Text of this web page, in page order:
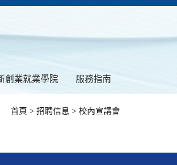
創業就業學院 服務指南
首頁 > 招聘信息 > 校內宣講會